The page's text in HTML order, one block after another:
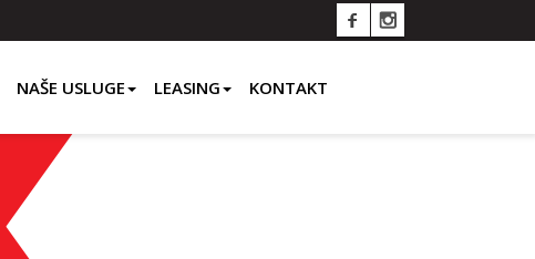
NAŠE USLUGE LEASING KONTAKT